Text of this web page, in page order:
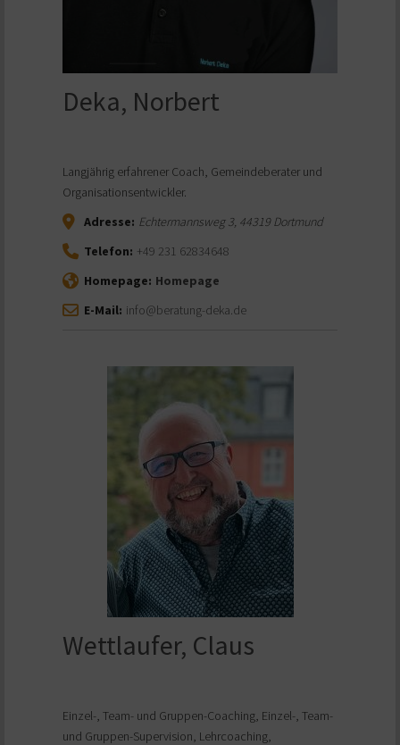
Deka, Norbert
Langjährig erfahrener Coach, Gemeindeberater und
Organisationsentwickler.
Adresse: Echtermannsweg 3, 44319Dortmund
Telefon: +49 231 62834648
Homepage: Homepage
E-Mail: info@beratung-deka.de
Wettlaufer, Claus
Einzel-, Team- und Gruppen-Coaching, Einzel-, Team-
und Gruppen-Supervision, Lehrcoaching,